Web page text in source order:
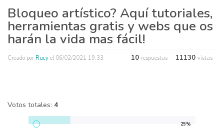
Bloqueo artístico? Aquí tutoriales,
herramientas gratis y webs que os
harán la vida mas fácil!
Creado por Rucy el 06/02/2021 19:33 10 respuestas 11130 vistas
Votos totales: 4
25%